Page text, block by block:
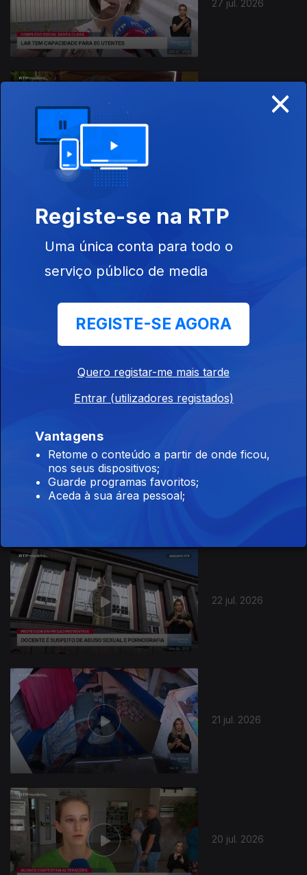
27 jul. 2026
25 jul. 2026
22 jul. 2026
21 jul. 2026
20 jul. 2026
×
Registe-se na RTP
Uma única conta para todo o
serviço público de media
REGISTE-SE AGORA
Quero registar-me mais tarde
Entrar (utilizadores registados)
Vantagens
Retome o conteúdo a partir de onde ficou,
nos seus dispositivos;
Guarde programas favoritos;
Aceda à sua área pessoal;